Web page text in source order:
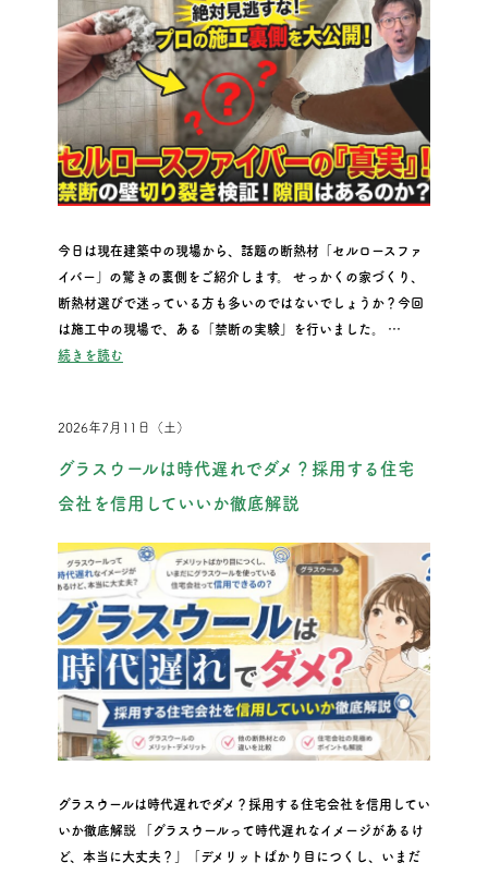
今日は現在建築中の現場から、話題の断熱材「セルロースファ
イバー」の驚きの裏側をご紹介します。 せっかくの家づくり、
断熱材選びで迷っている方も多いのではないでしょうか？今回
は施工中の現場で、ある「禁断の実験」を行いました。 …
続きを読む“『話題の断熱材「セルロースファイバー」の驚きの裏側を大
2026年7月11日（土）
グラスウールは時代遅れでダメ？採用する住宅
会社を信用していいか徹底解説
グラスウールは時代遅れでダメ？採用する住宅会社を信用してい
いか徹底解説 「グラスウールって時代遅れなイメージがあるけ
ど、本当に大丈夫？」「デメリットばかり目につくし、いまだ